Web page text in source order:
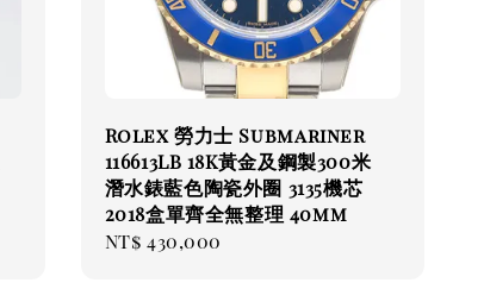
Rolex 勞力士 Submariner
116613LB 18K黃金及鋼製300米
潛水錶藍色陶瓷外圈 3135機芯
2018盒單齊全無整理 40mm
Regular
NT$ 430,000